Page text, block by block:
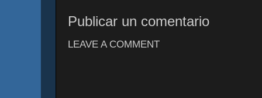
Publicar un comentario
LEAVE A COMMENT